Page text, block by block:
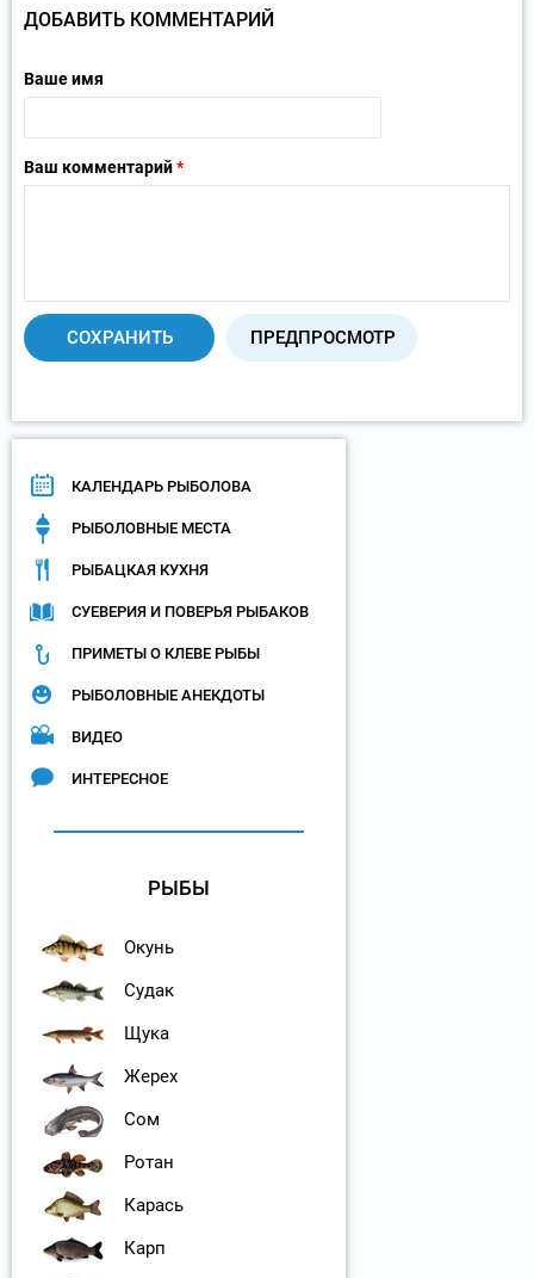
ДОБАВИТЬ КОММЕНТАРИЙ
Ваше имя
Ваш комментарий*
КАЛЕНДАРЬ РЫБОЛОВА
РЫБОЛОВНЫЕ МЕСТА
РЫБАЦКАЯ КУХНЯ
СУЕВЕРИЯ И ПОВЕРЬЯ РЫБАКОВ
ПРИМЕТЫ О КЛЕВЕ РЫБЫ
РЫБОЛОВНЫЕ АНЕКДОТЫ
ВИДЕО
ИНТЕРЕСНОЕ
РЫБЫ
Окунь
Судак
Щука
Жерех
Сом
Ротан
Карась
Карп